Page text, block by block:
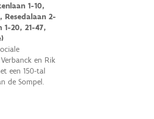
1-10,
Resedalaan 2-
1-20, 21-47,
en Rik
een 150-tal
de Sompel.